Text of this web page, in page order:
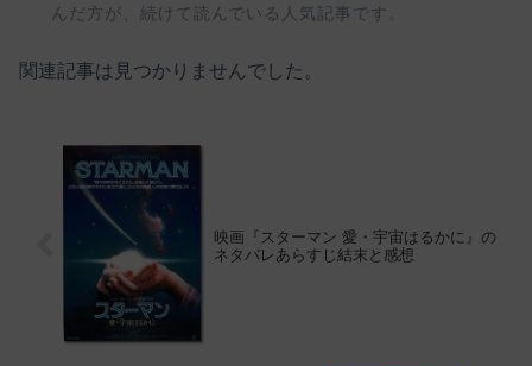
んだ方が、続けて読んでいる人気記事です。
関連記事は見つかりませんでした。
映画『スターマン 愛・宇宙はるかに』の
ネタバレあらすじ結末と感想